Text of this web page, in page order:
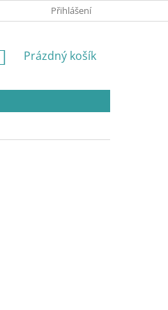
Přihlášení
NÁKUPNÍ
Prázdný košík